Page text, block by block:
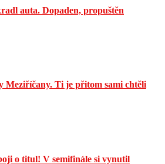
auta. Dopaden, propuštěn
Meziříčany. Ti je přitom sami chtěli
o titul! V semifinále si vynutil